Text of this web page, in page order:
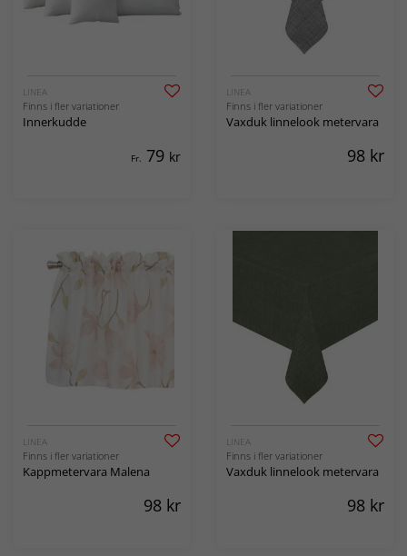
LINEA
Finns i fler variationer
Innerkudde
Fr. 79 kr
LINEA
Finns i fler variationer
Vaxduk linnelook metervara
98 kr
LINEA
Finns i fler variationer
Kappmetervara Malena
98 kr
LINEA
Finns i fler variationer
Vaxduk linnelook metervara
98 kr